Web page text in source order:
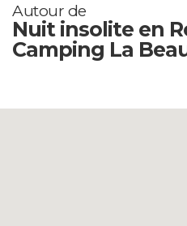
Autour de
Nuit insolite en
Camping La